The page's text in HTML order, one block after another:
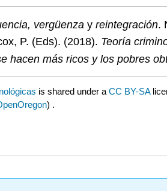
vergüenza y reintegración.
P. (Eds). (2018). Teoría
hacen más ricos y los pobres
is shared under a CC BY-SA
) .